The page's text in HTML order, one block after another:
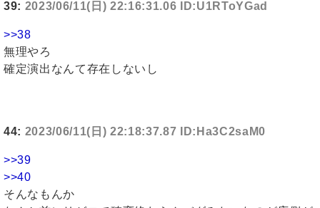
39: 2023/06/11(日) 22:16:31.06 ID:U1RToYGad
>>38
無理やろ
確定演出なんて存在しないし
44: 2023/06/11(日) 22:18:37.87 ID:Ha3C2saM0
>>39
>>40
そんなもんか